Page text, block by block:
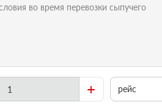
во время перевозки сыпучего
+ рейс